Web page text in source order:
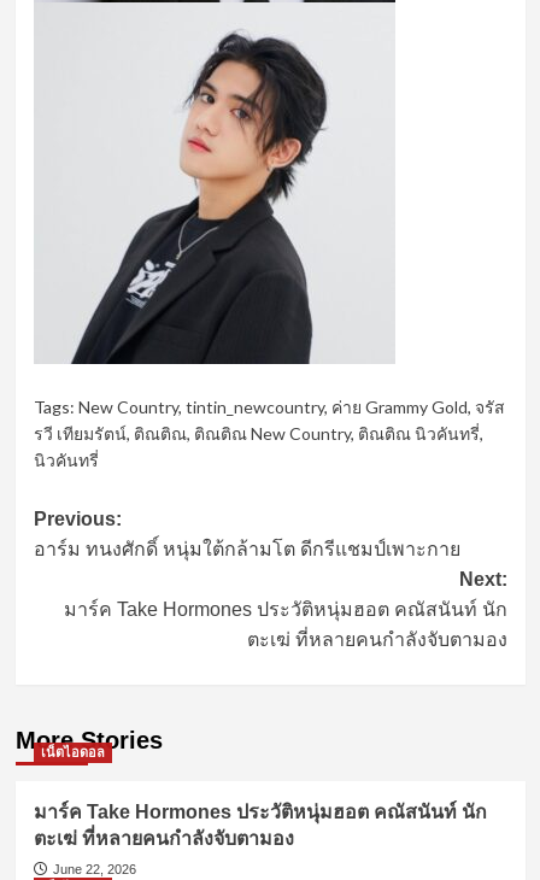
Tags: New Country, tintin_newcountry, ค่าย Grammy Gold, จรัส
รวี เทียมรัตน์, ติณติณ, ติณติณ New Country, ติณติณ นิวคันทรี่,
นิวคันทรี่
Post
navigation
Previous:
อาร์ม ทนงศักดิ์ หนุ่มใต้กล้ามโต ดีกรีแชมป์เพาะกาย
Next:
มาร์ค Take Hormones ประวัติหนุ่มฮอต คณัสนันท์ นัก
ตะเฆ่ ที่หลายคนกำลังจับตามอง
More Stories
เน็ตไอดอล
มาร์ค Take Hormones ประวัติหนุ่มฮอต คณัสนันท์ นัก
ตะเฆ่ ที่หลายคนกำลังจับตามอง
June 22, 2026